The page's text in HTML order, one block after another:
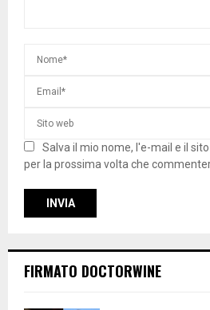
Salva il mio nome, l'e-mail e il
per la prossima volta che
FIRMATO DOCTORWINE